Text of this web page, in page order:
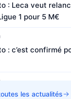
: Leca veut
1 pour 5 M€
: c’est confirmé
: c’est
les actualités